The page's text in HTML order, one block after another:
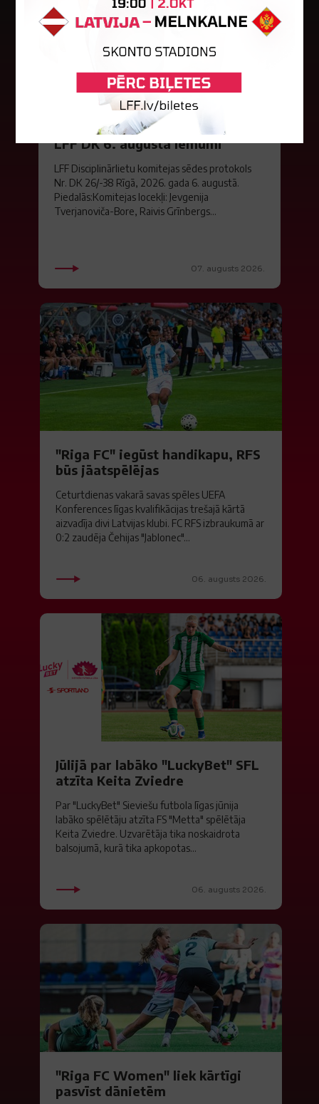
LFF DK 6. augusta lēmumi
LFF Disciplinārlietu komitejas sēdes protokols
Nr. DK 26/-38 Rīgā, 2026. gada 6. augustā.
Piedalās:Komitejas locekļi: Jevgenija
Tverjanoviča-Bore, Raivis Grīnbergs...
07. augusts 2026.
"Riga FC" iegūst handikapu, RFS
būs jāatspēlējas
Ceturtdienas vakarā savas spēles UEFA
Konferences līgas kvalifikācijas trešajā kārtā
aizvadīja divi Latvijas klubi. FC RFS izbraukumā ar
0:2 zaudēja Čehijas "Jablonec"...
06. augusts 2026.
Jūlijā par labāko "LuckyBet" SFL
atzīta Keita Zviedre
Par "LuckyBet" Sieviešu futbola līgas jūnija
labāko spēlētāju atzīta FS "Metta" spēlētāja
Keita Zviedre. Uzvarētāja tika noskaidrota
balsojumā, kurā tika apkopotas...
06. augusts 2026.
"Riga FC Women" liek kārtīgi
pasvīst dānietēm